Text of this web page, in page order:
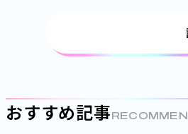
おすすめ記事